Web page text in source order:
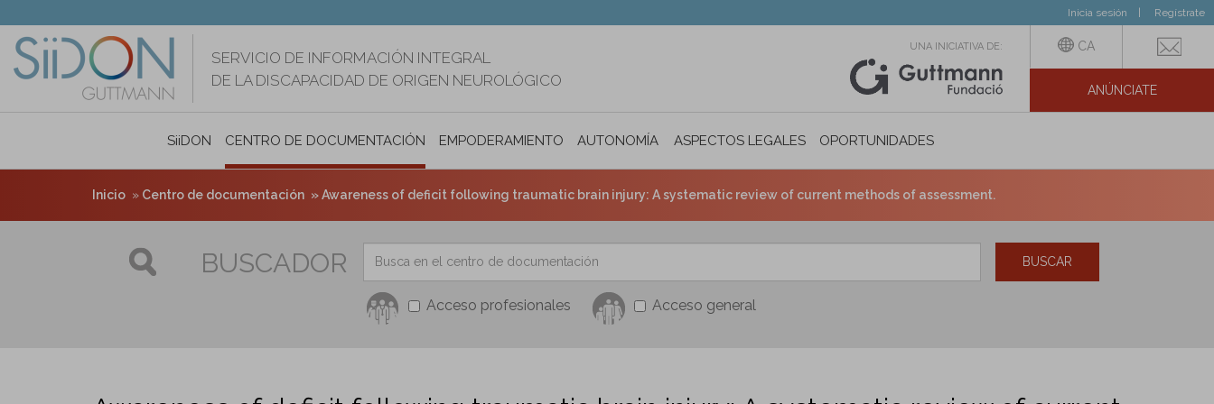
contenido
principal
Inicia sesión Regístrate
SERVICIO DE INFORMACIÓN INTEGRAL
DE LA DISCAPACIDAD DE ORIGEN NEUROLÓGICO
UNA INICIATIVA DE: CA
ANÚNCIATE
SiiDON CENTRO DE DOCUMENTACIÓN EMPODERAMIENTO AUTONOMÍA PERSONAL E INCLUSIÓN SOCIAL
ASPECTOS LEGALES OPORTUNIDADES
Inicio Centro de documentación Awareness of deficit following traumatic brain injury: A systematic review of current methods of assessment.
BUSCADOR
Acceso profesionales Acceso general
BUSCAR